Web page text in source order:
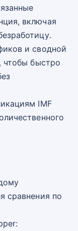
включая
и сводной
чтобы быстро
IMF
сравнения по